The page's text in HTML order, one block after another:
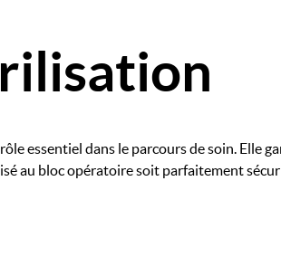
essentiel dans le parcours de soin. Elle
au bloc opératoire soit parfaitement